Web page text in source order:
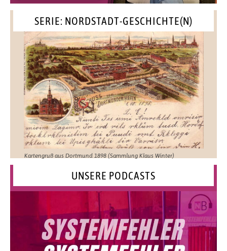
SERIE: NORDSTADT-GESCHICHTE(N)
Kartengruß aus Dortmund 1898 (Sammlung Klaus Winter)
UNSERE PODCASTS